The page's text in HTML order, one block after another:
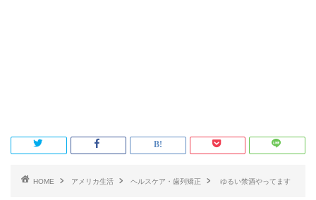
HOME アメリカ生活 ヘルスケア・歯列矯正 ゆるい禁酒やってます